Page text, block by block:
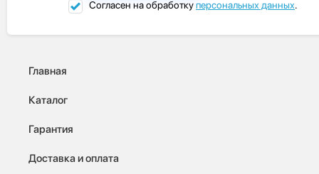
Согласен на обработкуперсональных данных.
Главная
Каталог
Гарантия
Доставка и оплата